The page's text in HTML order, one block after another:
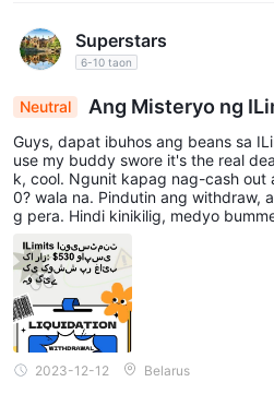
Superstars
6-10 taon
Neutral
Ang Misteryo ng
0 Nawawala Kapag
Guys, dapat ibuhos ang beans sa
use my buddy swore it's the real
k, cool. Ngunit kapag nag-cash out
0? wala na. Pindutin ang withdraw,
g pera. Hindi kinikilig, medyo
2023-12-12 Belarus